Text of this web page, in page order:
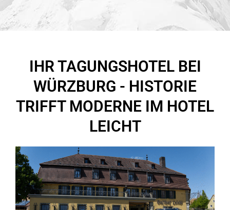
IHR TAGUNGSHOTEL BEI
WÜRZBURG - HISTORIE
TRIFFT MODERNE IM HOTEL
LEICHT